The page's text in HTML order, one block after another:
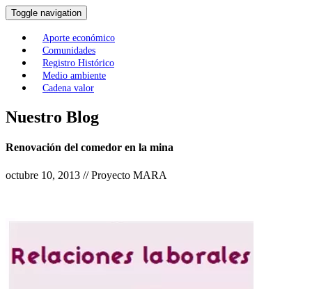
Toggle navigation
Aporte económico
Comunidades
Registro Histórico
Medio ambiente
Cadena valor
Nuestro Blog
Renovación del comedor en la mina
octubre 10, 2013 // Proyecto MARA